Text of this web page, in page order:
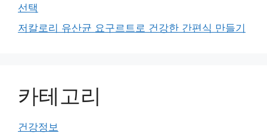
선택
저칼로리 유산균 요구르트로 건강한 간편식 만들기
카테고리
건강정보